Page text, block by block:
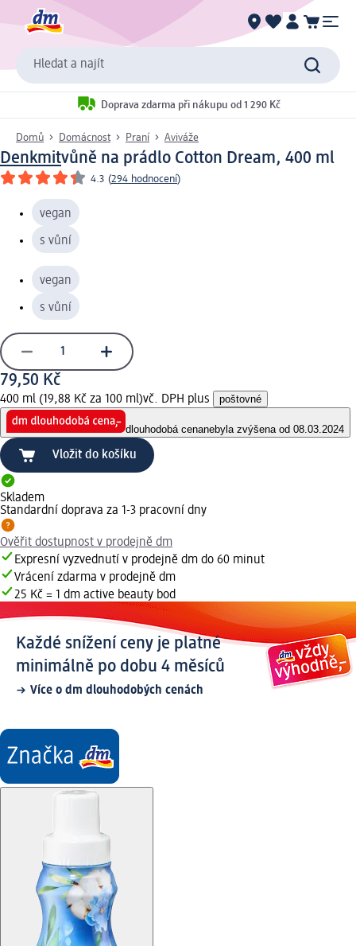
Hledat a najít
Doprava zdarma při nákupu od 1 290 Kč
Domů Domácnost Praní Aviváže
Denkmitvůně na prádlo Cotton Dream, 400 ml
4.3 (294 hodnocení)
vegan
s vůní
vegan
s vůní
79,50 Kč
400 ml (19,88 Kč za 100 ml)vč. DPH plus poštovné
dlouhodobá cenanebyla zvýšena od 08.03.2024
Vložit do košíku
Skladem
Standardní doprava za 1-3 pracovní dny
Ověřit dostupnost v prodejně dm
Expresní vyzvednutí v prodejně dm do 60 minut
Vrácení zdarma v prodejně dm
25 Kč = 1 dm active beauty bod
Každé snížení ceny je platné
minimálně po dobu 4 měsíců
Více o dm dlouhodobých cenách